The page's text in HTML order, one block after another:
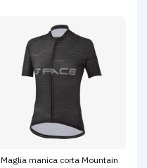
Maglia manica corta Mountain